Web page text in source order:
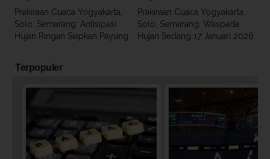
Prakiraan Cuaca Yogyakarta,
Solo, Semarang: Antisipasi
Hujan Ringan Siapkan Payung
Prakiraan Cuaca Yogyakarta,
Solo, Semarang: Waspada
Hujan Sedang 17 Januari 2026
Terpopuler